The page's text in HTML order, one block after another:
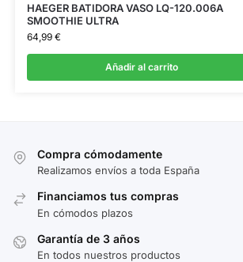
HAEGER BATIDORA VASO LQ-120.006A
SMOOTHIE ULTRA
64,99 €
Añadir al carrito
Compra cómodamente
Realizamos envíos a toda España
Financiamos tus compras
En cómodos plazos
Garantía de 3 años
En todos nuestros productos